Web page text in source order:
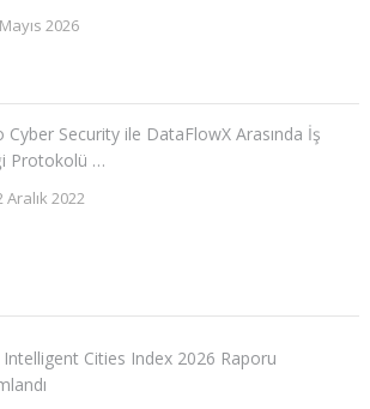
2026
Cyber Security ile DataFlowX Arasında İş
Protokolü …
Aralık 2022
Intelligent Cities Index 2026 Raporu